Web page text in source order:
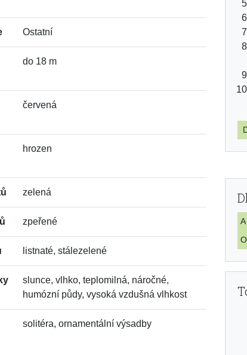
Ostatní
do 18 m
červená
hrozen
zelená
zpeřené
listnaté, stálezelené
slunce, vlhko, teplomilná, náročné,
humózní půdy, vysoká vzdušná vlhkost
solitéra, ornamentální výsadby
A
O